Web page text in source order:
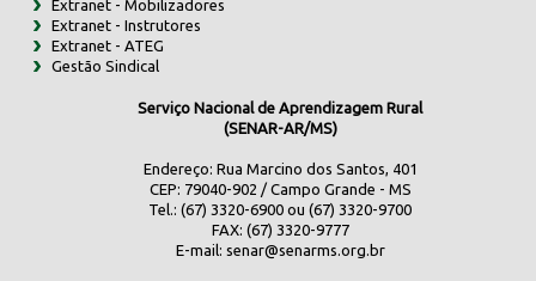
Extranet - Mobilizadores
Extranet - Instrutores
Extranet - ATEG
Gestão Sindical
Serviço Nacional de Aprendizagem Rural
(SENAR-AR/MS)
Endereço: Rua Marcino dos Santos, 401
CEP: 79040-902 / Campo Grande - MS
Tel.: (67) 3320-6900 ou (67) 3320-9700
FAX: (67) 3320-9777
E-mail: senar@senarms.org.br